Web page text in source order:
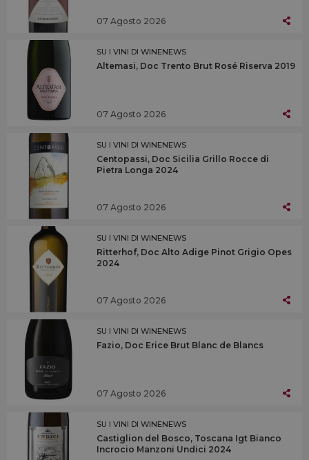
07 Agosto 2026
SU I VINI DI WINENEWS
Altemasi, Doc Trento Brut Rosé Riserva 2019
07 Agosto 2026
SU I VINI DI WINENEWS
Centopassi, Doc Sicilia Grillo Rocce di
Pietra Longa 2024
07 Agosto 2026
SU I VINI DI WINENEWS
Ritterhof, Doc Alto Adige Pinot Grigio Opes
2024
07 Agosto 2026
SU I VINI DI WINENEWS
Fazio, Doc Erice Brut Blanc de Blancs
07 Agosto 2026
SU I VINI DI WINENEWS
Castiglion del Bosco, Toscana Igt Bianco
Incrocio Manzoni Undici 2024